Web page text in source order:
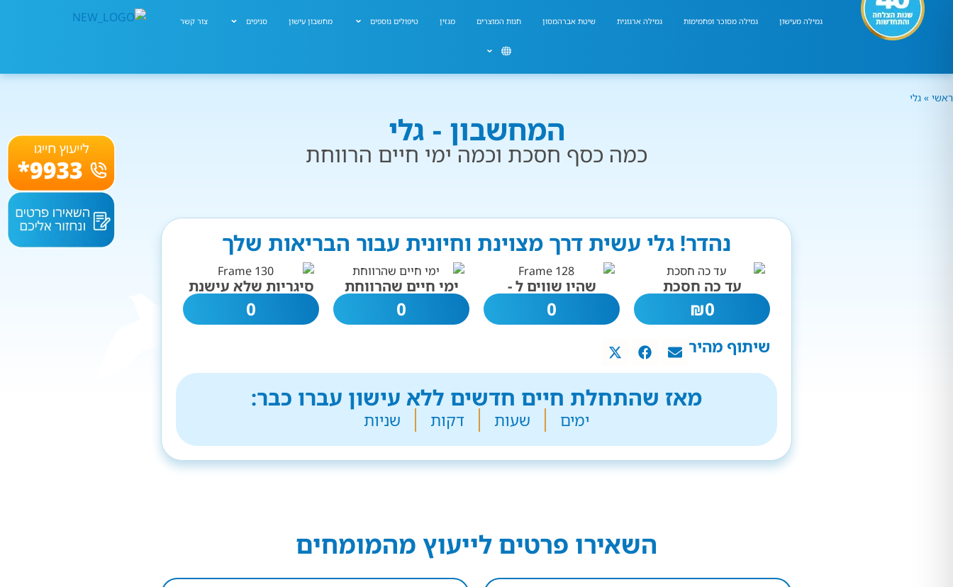
גמילה מעישון גמילה מסוכר ופחמימות גמילה ארגונית שיטת אברהמסון חנות המוצרים מגזין טיפולים נוספים מחשבון עישון סניפים צור קשר
ראשי » גלי
המחשבון - גלי
כמה כסף חסכת וכמה ימי חיים הרווחת
נהדר! גלי עשית דרך מצוינת וחיונית עבור הבריאות שלך
עד כה חסכת
0
₪
שהיו שווים ל -
0
ימי חיים שהרווחת
0
סיגריות שלא עישנת
0
שיתוף מהיר
מאז שהתחלת חיים חדשים ללא עישון עברו כבר:
ימים שעות דקות שניות
השאירו פרטים לייעוץ מהמומחים